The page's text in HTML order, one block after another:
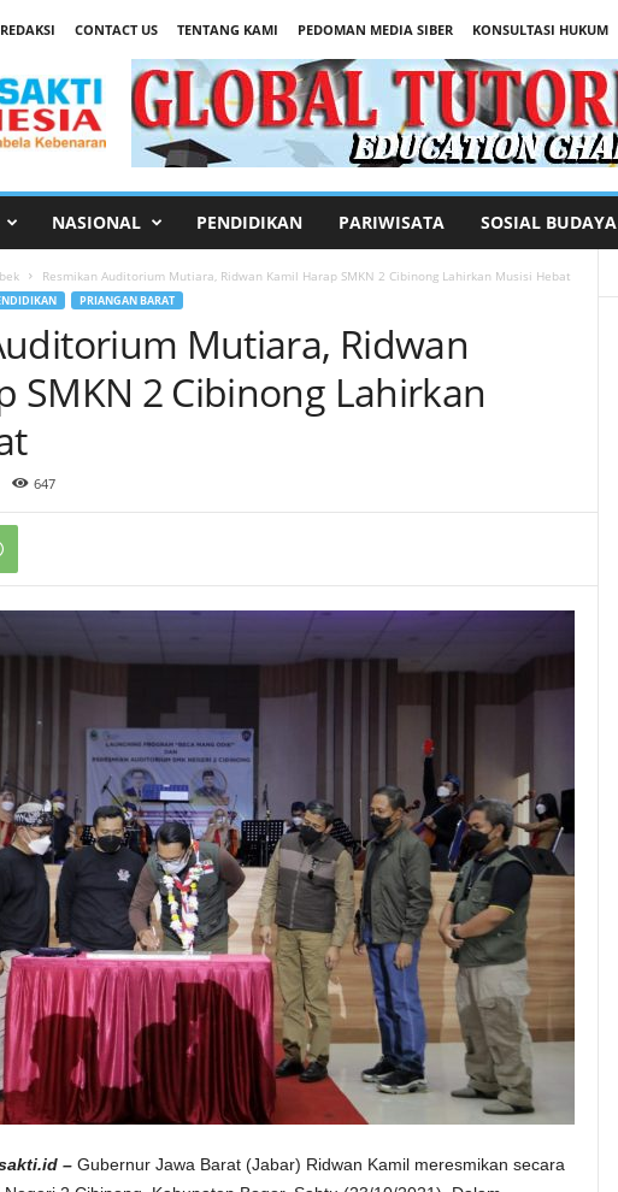
REDAKSI CONTACT US TENTANG KAMI PEDOMAN MEDIA SIBER
KONSULTASI HUKUM
NASIONAL PENDIDIKAN PARIWISATA SOSIAL BUDAYA
Resmikan Auditorium Mutiara, Ridwan Kamil Harap SMKN 2 Cibinong Lahirkan Musisi Hebat
PRIANGAN BARAT
Mutiara, Ridwan
SMKN 2 Cibinong Lahirkan
647
–Gubernur Jawa Barat (Jabar) Ridwan Kamil meresmikan secara